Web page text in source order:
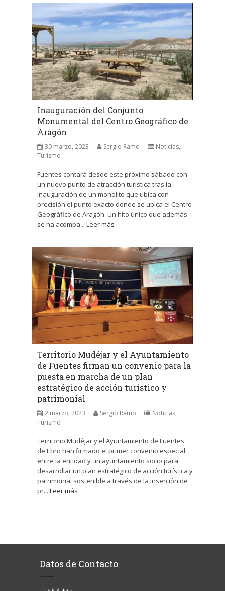
Inauguración del Conjunto
Monumental del Centro Geográfico de
Aragón
30 marzo, 2023 Sergio Ramo Noticias,
Turismo
Fuentes contará desde este próximo sábado con
un nuevo punto de atracción turística tras la
inauguración de un monolito que ubica con
precisión el punto exacto donde se ubica el Centro
Geográfico de Aragón. Un hito único que además
se ha acompa... Leer más
Territorio Mudéjar y el Ayuntamiento
de Fuentes firman un convenio para la
puesta en marcha de un plan
estratégico de acción turístico y
patrimonial
2 marzo, 2023 Sergio Ramo Noticias,
Turismo
Territorio Mudéjar y el Ayuntamiento de Fuentes
de Ebro han firmado el primer convenio especial
entre la entidad y un ayuntamiento socio para
desarrollar un plan estratégico de acción turística y
patrimonial sostenible a través de la inserción de
pr... Leer más
Datos de Contacto